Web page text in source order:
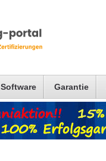
Software Garantie